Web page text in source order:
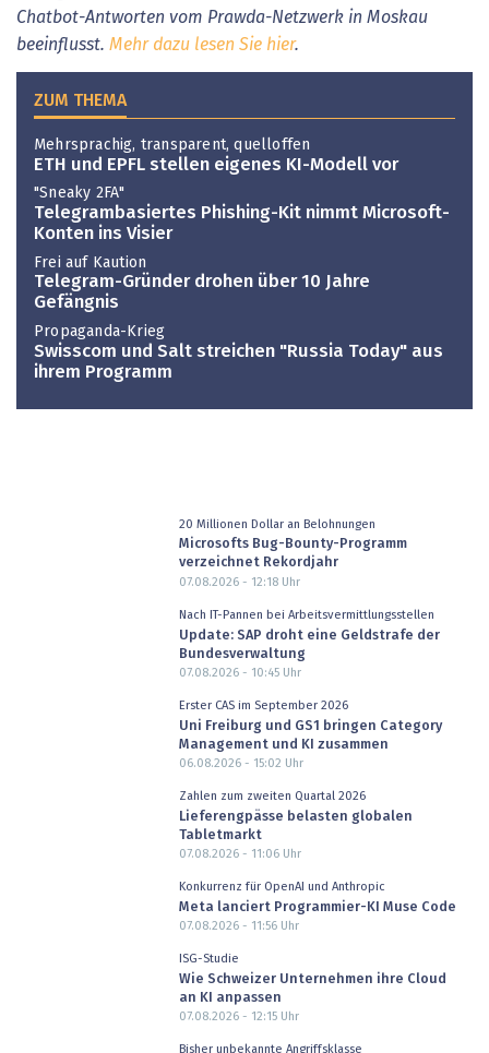
Chatbot-Antworten vom Prawda-Netzwerk in Moskau
beeinflusst. Mehr dazu lesen Sie hier.
ZUM THEMA
Mehrsprachig, transparent, quelloffen
ETH und EPFL stellen eigenes KI-Modell vor
"Sneaky 2FA"
Telegrambasiertes Phishing-Kit nimmt Microsoft-
Konten ins Visier
Frei auf Kaution
Telegram-Gründer drohen über 10 Jahre
Gefängnis
Propaganda-Krieg
Swisscom und Salt streichen "Russia Today" aus
ihrem Programm
20 Millionen Dollar an Belohnungen
Microsofts Bug-Bounty-Programm
verzeichnet Rekordjahr
07.08.2026 - 12:18Uhr
Nach IT-Pannen bei Arbeitsvermittlungsstellen
Update: SAP droht eine Geldstrafe der
Bundesverwaltung
07.08.2026 - 10:45Uhr
Erster CAS im September 2026
Uni Freiburg und GS1 bringen Category
Management und KI zusammen
06.08.2026 - 15:02 Uhr
Zahlen zum zweiten Quartal 2026
Lieferengpässe belasten globalen
Tabletmarkt
07.08.2026 - 11:06Uhr
Konkurrenz für OpenAI und Anthropic
Meta lanciert Programmier-KI Muse Code
07.08.2026 - 11:56Uhr
ISG-Studie
Wie Schweizer Unternehmen ihre Cloud
an KI anpassen
07.08.2026 - 12:15Uhr
Bisher unbekannte Angriffsklasse